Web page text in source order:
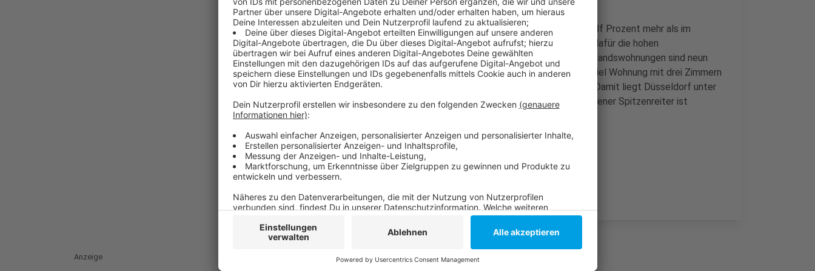
Besonders stark ist der Preisanstieg bei Neubauten. Die kosten elf Prozent mehr als im
Vorjahr. Die Experten sprechen von einer "Preisrally" und machen dafür die hohen
Grundstückspreise und Baukosten verantwortlich. Aber auch Bestandswohnungen sind neun
Prozent teurer geworden. Hier kostet die 80 Quadratmeter Beispiel Wohnung mit drei Zimmern
3.920 Euro den Quadratmeter. Im Neubau sind es gut 5.400 Euro. Damit liegt Düsseldorf unter
den deutschen Großstädten auf dem fünften Platz. Unangefochtener Spitzenreiter ist
Hier geht's zum Immowelt-Preisvergleich
Anzeige
Anzeige